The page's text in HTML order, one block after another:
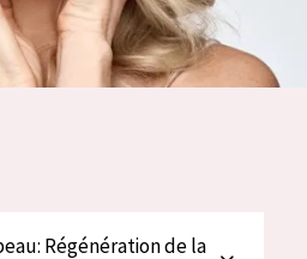
Régénération de la